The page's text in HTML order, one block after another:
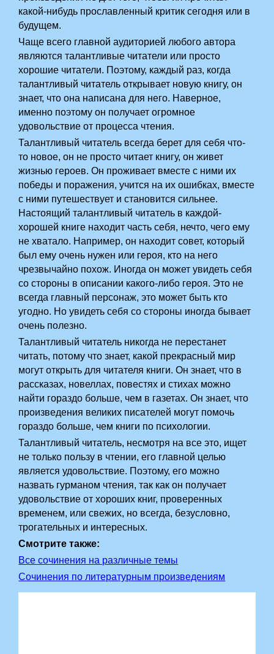
какой-нибудь прославленный критик сегодня или в
будущем.
Чаще всего главной аудиторией любого автора
являются талантливые читатели или просто
хорошие читатели. Поэтому, каждый раз, когда
талантливый читатель открывает новую книгу, он
знает, что она написана для него. Наверное,
именно поэтому он получает огромное
удовольствие от процесса чтения.
Талантливый читатель всегда берет для себя что-
то­ новое,­ он не просто читает книгу, он живет
жизнью героев. Он проживает вместе с ними их
победы и поражения, учится на их ошибках, вместе
с ними путешествует и­ становится сильнее.
Настоящий талантливый читатель в каждой­
хорошей книге находит часть себя, нечто, чего ему
не хватало. Например, он находит совет, который
был ему очень нужен или героя, кто на него
чрезвычайно похож. Иногда он может увидеть себя
со стороны в описании какого-либо героя.­ Это не
всегда главный персонаж, это может быть кто
угодно. Но увидеть себя со стороны иногда бывает
очень полезно.
Талантливый читатель никогда не перестанет
читать, потому что знает, какой прекрасный мир
могут открыть для читателя книги. Он знает, что в
рассказах, новеллах, повестях и стихах можно
найти гораздо больше, чем в газетах. Он знает, что
произведения великих писателей могут помочь
гораздо больше, чем книги по психологии.
Талантливый читатель, несмотря на все это, ищет
не только пользу в чтении, его главной целью
является удовольствие. Поэтому, его можно
назвать гурманом чтения, так как он получает
удовольствие от хороших книг, проверенных
временем, или свежих, но всегда, безусловно,
трогательных и интересных.
Смотрите также:
Все сочинения на различные темы
Сочинения по литературным произведениям